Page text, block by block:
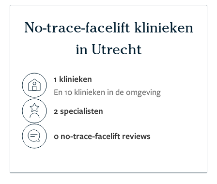
No-trace-facelift klinieken
in Utrecht
1 klinieken
En 10 klinieken in de omgeving
2 specialisten
0 no-trace-facelift reviews